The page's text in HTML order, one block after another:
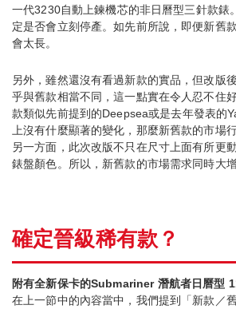
一代3230自動上鍊機芯的非日曆型三針款錶
定是否會立刻停產。如先前所說，即便新舊
會太長。
另外，雖然還沒有看過新款的實品，但改版
乎與舊款相當不同，這一點實在令人忍不住
款類似先前提到的Deepsea或是去年發表的
上沒有什麼顯著的變化，那麼新舊款的市場
另一方面，此次改版不只在尺寸上面有所更
錶盤顏色。所以，新舊款的市場需求同時大
確定晉級稀有款？
附有全新保卡的Submariner 潛航者日曆型
在上一節中的內容當中，我們提到「新款／